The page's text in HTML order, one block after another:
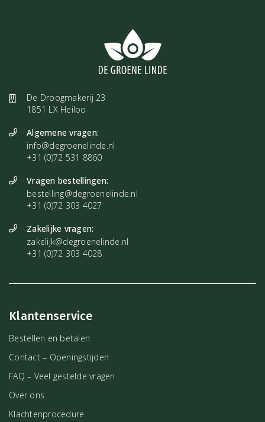
door de jaren heen kreeg het steeds meer vorm. Van het ontwerp
van de Crystal Sheet tot het samenstellen van de grids & er
daadwerkelijk mee slapen. Elk grid heb ik met zorg samengesteld
voor een optimale werking & nachtrust. Groetjes Jildau"
Inhoud:
houten kistje met daarin 3 zakjes met kristal grid
houten geurdrager
uitlegkaartje
wasvoorschrift
De Droogmakerij 23
1851 LX Heiloo
Algemene vragen:
info@degroenelinde.nl
+31 (0)72 531 8860
Vragen bestellingen:
bestelling@degroenelinde.nl
+31 (0)72 303 4027
Zakelijke vragen:
zakelijk@degroenelinde.nl
+31 (0)72 303 4028
Klantenservice
Bestellen en betalen
Contact – Openingstijden
FAQ – Veel gestelde vragen
Over ons
Klachtenprocedure